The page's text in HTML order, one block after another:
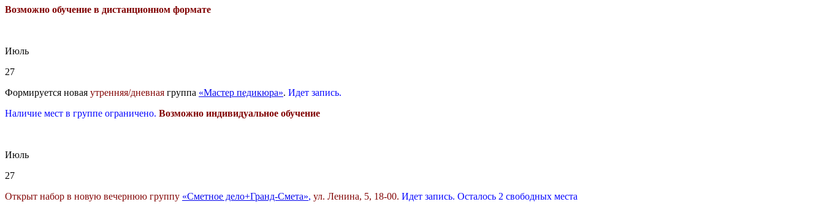
Возможно обучение в дистанционном формате
Июль
27
Формируется новая утренняя/дневная группа «Мастер педикюра». Идет запись.
Наличие мест в группе ограничено. Возможно индивидуальное обучение
Июль
27
Открыт набор в новую вечернюю группу «Сметное дело+Гранд-Смета», ул. Ленина, 5, 18-00. Идет запись. Осталось 2 свободных места